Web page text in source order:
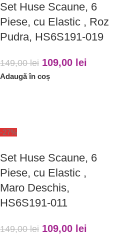
Set Huse Scaune, 6
Piese, cu Elastic , Roz
Pudra, HS6S191-019
149,00lei 109,00 lei
Adaugă în coș
-27%
Set Huse Scaune, 6
Piese, cu Elastic ,
Maro Deschis,
HS6S191-011
149,00lei 109,00 lei